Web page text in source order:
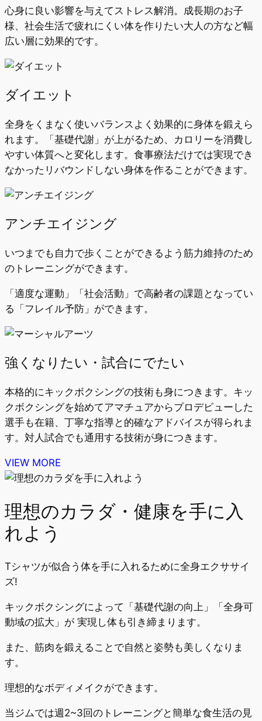
心身に良い影響を与えてストレス解消。成長期のお子
様、社会生活で疲れにくい体を作りたい大人の方など幅
広い層に効果的です。
ダイエット
全身をくまなく使いバランスよく効果的に身体を鍛えら
れます。「基礎代謝」が上がるため、カロリーを消費し
やすい体質へと変化します。食事療法だけでは実現でき
なかったリバウンドしない身体を作ることができます。
アンチエイジング
いつまでも自力で歩くことができるよう筋力維持のため
のトレーニングができます。
「適度な運動」「社会活動」で高齢者の課題となってい
る「フレイル予防」ができます。
強くなりたい・試合にでたい
本格的にキックボクシングの技術も身につきます。キッ
クボクシングを始めてアマチュアからプロデビューした
選手も在籍、丁寧な指導と的確なアドバイスが得られま
す。対人試合でも通用する技術が身につきます。
VIEW MORE
理想のカラダ・健康を手に入
れよう
Tシャツが似合う体を手に入れるために全身エクササイ
ズ!
キックボクシングによって「基礎代謝の向上」「全身可
動域の拡大」が 実現し体も引き締まります。
また、筋肉を鍛えることで自然と姿勢も美しくなりま
す。
理想的なボディメイクができます。
当ジムでは週2~3回のトレーニングと簡単な食生活の見